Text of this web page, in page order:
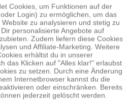
sind verfübar......mehr
ähnlich ...mehr
Aktiv
Inaktiv
Inaktiv
Inaktiv
Cookies, um Funktionen auf der
Login) zu ermöglichen, um das
zu analysieren und stetig zu
personalisierte Angebote auf
Zudem liefern diese Cookies
und Affiliate-Marketing. Weitere
erhältst du in unserer
das Klicken auf "Alles klar!" erlaubst
zu setzen. Durch eine Änderung
Internetbrowser kannst du die
oder einschränken. Bereits
jederzeit gelöscht werden.